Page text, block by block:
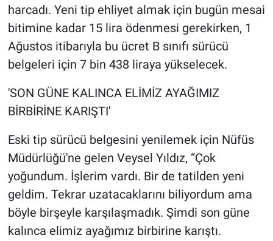
harcadı. Yeni tip ehliyet almak için bugün mesai
bitimine kadar 15 lira ödenmesi gerekirken, 1
Ağustos itibarıyla bu ücret B sınıfı sürücü
belgeleri için 7 bin 438 liraya yükselecek.
'SON GÜNE KALINCA ELİMİZ AYAĞIMIZ
BİRBİRİNE KARIŞTI'
Eski tip sürücü belgesini yenilemek için Nüfüs
Müdürlüğü'ne gelen Veysel Yıldız, “Çok
yoğundum. İşlerim vardı. Bir de tatilden yeni
geldim. Tekrar uzatacaklarını biliyordum ama
böyle birşeyle karşılaşmadık. Şimdi son güne
kalınca elimiz ayağımız birbirine karıştı.